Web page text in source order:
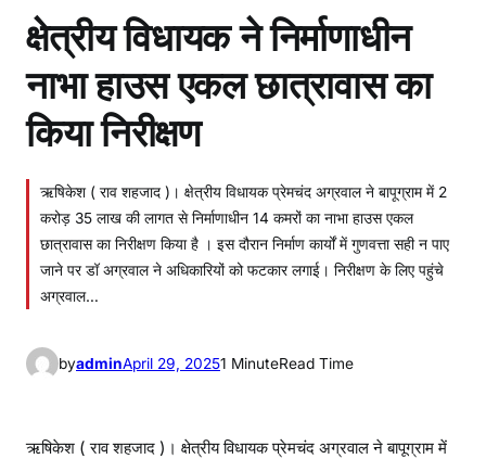
क्षेत्रीय विधायक ने निर्माणाधीन
नाभा हाउस एकल छात्रावास का
किया निरीक्षण
ऋषिकेश ( राव शहजाद )। क्षेत्रीय विधायक प्रेमचंद अग्रवाल ने बापूग्राम में 2
करोड़ 35 लाख की लागत से निर्माणाधीन 14 कमरों का नाभा हाउस एकल
छात्रावास का निरीक्षण किया है । इस दौरान निर्माण कार्यों में गुणवत्ता सही न पाए
जाने पर डॉ अग्रवाल ने अधिकारियों को फटकार लगाई। निरीक्षण के लिए पहुंचे
अग्रवाल…
byadminApril 29, 20251 MinuteRead Time
ऋषिकेश ( राव शहजाद )। क्षेत्रीय विधायक प्रेमचंद अग्रवाल ने बापूग्राम में